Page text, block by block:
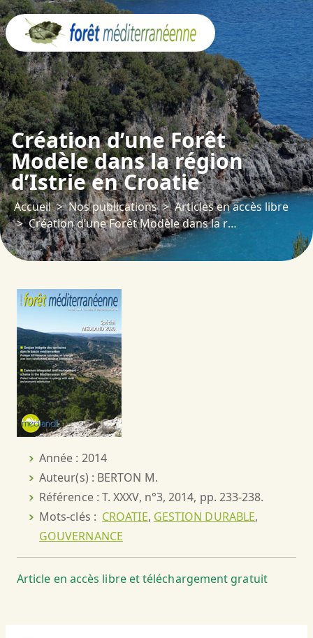
Création d’une Forêt
Modèle dans la région
d’Istrie en Croatie
Accueil Nos publications
Articles en accès libre
Création d’une Forêt Modèle dans la région d’Istrie en Croatie
Année : 2014
Auteur(s) : BERTON M.
Référence : T. XXXV, n°3, 2014, pp. 233-238.
Mots-clés : CROATIE, GESTION DURABLE,
GOUVERNANCE
Article en accès libre et téléchargement gratuit
Panneau de gestion des cookies